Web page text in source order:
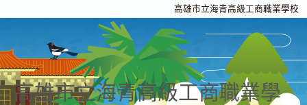
高雄市立海青高級工商職業學校
高雄市立海青高級工商職業學